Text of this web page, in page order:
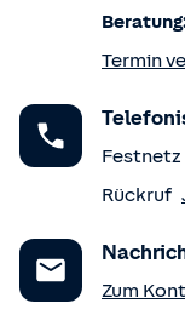
Termin
Festnetz
Rückruf
Zum